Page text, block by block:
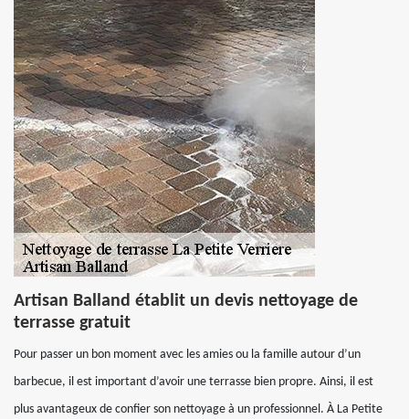
Artisan Balland établit un devis nettoyage de
terrasse gratuit
Pour passer un bon moment avec les amies ou la famille autour d’un
barbecue, il est important d’avoir une terrasse bien propre. Ainsi, il est
plus avantageux de confier son nettoyage à un professionnel. À La Petite